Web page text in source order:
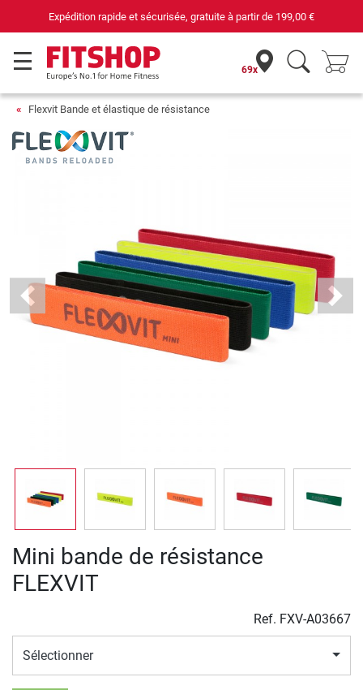
Expédition rapide et sécurisée, gratuite à partir de 199,00 €
69x
Flexvit Bande et élastique de résistance
Previous Next
Mini bande de résistance
FLEXVIT
Ref. FXV-A03667
Sélectionner